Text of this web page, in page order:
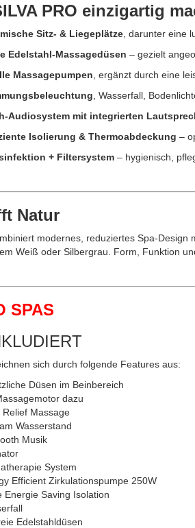
PRO einzigartig
Sitz- & Liegeplätze , darunter eine
Edelstahl-Massagedüsen – gezielt
Massagepumpen , ergänzt durch eine
, Wasserfall,
Audiosystem mit integrierten
Isolierung & Thermoabdeckung –
+ Filtersystem – hygienisch,
Natur
modernes, reduziertes Spa-
Weiß oder Silbergrau. Form, Funktion
SPAS
sich durch folgende Features aus:
Düsen im Beinbereich
dazu
Relief Massage
Wasserstand
Musik
System
Efficient Zirkulationspumpe 250W
Energie Saving Isolation
Edelstahldüsen